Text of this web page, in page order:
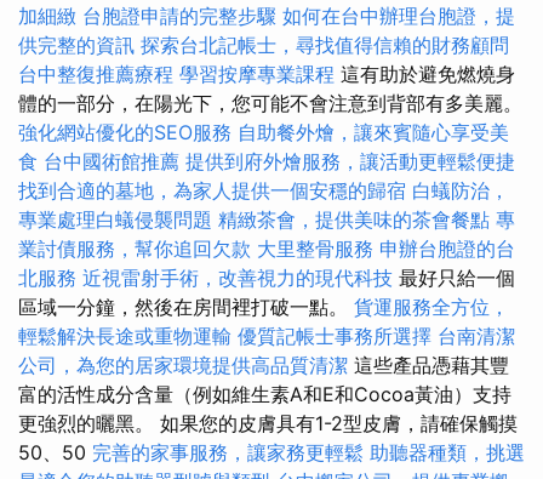
加細緻 台胞證申請的完整步驟 如何在台中辦理台胞證，提
供完整的資訊 探索台北記帳士，尋找值得信賴的財務顧問
台中整復推薦療程 學習按摩專業課程 這有助於避免燃燒身
體的一部分，在陽光下，您可能不會注意到背部有多美麗。
強化網站優化的SEO服務 自助餐外燴，讓來賓隨心享受美
食 台中國術館推薦 提供到府外燴服務，讓活動更輕鬆便捷
找到合適的墓地，為家人提供一個安穩的歸宿 白蟻防治，
專業處理白蟻侵襲問題 精緻茶會，提供美味的茶會餐點 專
業討債服務，幫你追回欠款 大里整骨服務 申辦台胞證的台
北服務 近視雷射手術，改善視力的現代科技 最好只給一個
區域一分鐘，然後在房間裡打破一點。 貨運服務全方位，
輕鬆解決長途或重物運輸 優質記帳士事務所選擇 台南清潔
公司，為您的居家環境提供高品質清潔 這些產品憑藉其豐
富的活性成分含量（例如維生素A和E和Cocoa黃油）支持
更強烈的曬黑。 如果您的皮膚具有1-2型皮膚，請確保觸摸
50、50 完善的家事服務，讓家務更輕鬆 助聽器種類，挑選